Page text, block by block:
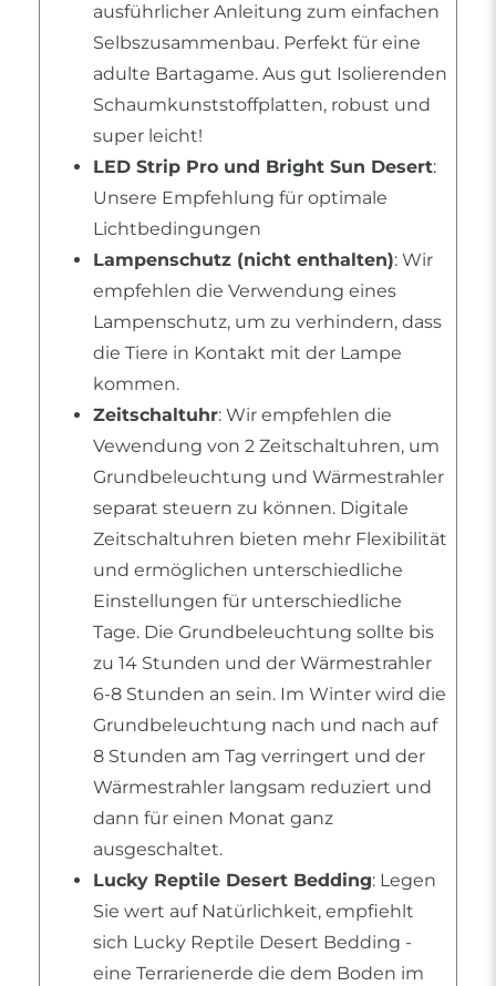
ausführlicher Anleitung zum einfachen
Selbszusammenbau. Perfekt für eine
adulte Bartagame. Aus gut Isolierenden
Schaumkunststoffplatten, robust und
super leicht!
LED Strip Pro und Bright Sun Desert:
Unsere Empfehlung für optimale
Lichtbedingungen
Lampenschutz (nicht enthalten): Wir
empfehlen die Verwendung eines
Lampenschutz, um zu verhindern, dass
die Tiere in Kontakt mit der Lampe
kommen.
Zeitschaltuhr: Wir empfehlen die
Vewendung von 2 Zeitschaltuhren, um
Grundbeleuchtung und Wärmestrahler
separat steuern zu können. Digitale
Zeitschaltuhren bieten mehr Flexibilität
und ermöglichen unterschiedliche
Einstellungen für unterschiedliche
Tage. Die Grundbeleuchtung sollte bis
zu 14 Stunden und der Wärmestrahler
6-8 Stunden an sein. Im Winter wird die
Grundbeleuchtung nach und nach auf
8 Stunden am Tag verringert und der
Wärmestrahler langsam reduziert und
dann für einen Monat ganz
ausgeschaltet.
Lucky Reptile Desert Bedding: Legen
Sie wert auf Natürlichkeit, empfiehlt
sich Lucky Reptile Desert Bedding -
eine Terrarienerde die dem Boden im